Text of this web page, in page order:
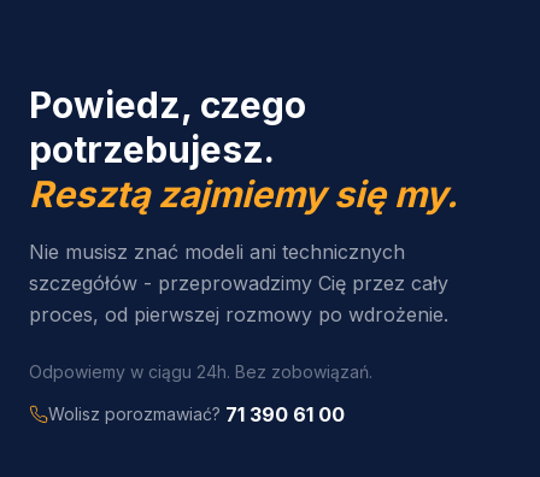
Powiedz, czego
potrzebujesz.
Resztą zajmiemy się my.
Nie musisz znać modeli ani technicznych
szczegółów - przeprowadzimy Cię przez cały
proces, od pierwszej rozmowy po wdrożenie.
Odpowiemy w ciągu 24h. Bez zobowiązań.
Wolisz porozmawiać? 71 390 61 00